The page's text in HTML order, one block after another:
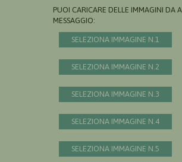
PUOI CARICARE DELLE IMMAGINI DA
MESSAGGIO:
SELEZIONA IMMAGINE N.1
SELEZIONA IMMAGINE N.2
SELEZIONA IMMAGINE N.3
SELEZIONA IMMAGINE N.4
SELEZIONA IMMAGINE N.5